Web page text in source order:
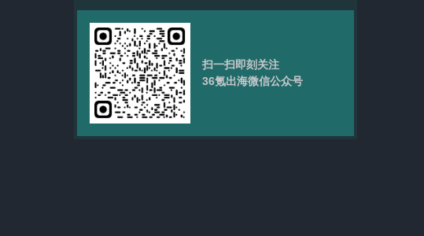
扫一扫即刻关注
36氪出海微信公众号